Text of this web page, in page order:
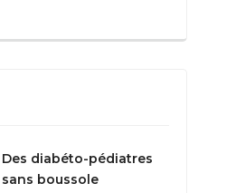
Des diabéto-pédiatres
sans boussole